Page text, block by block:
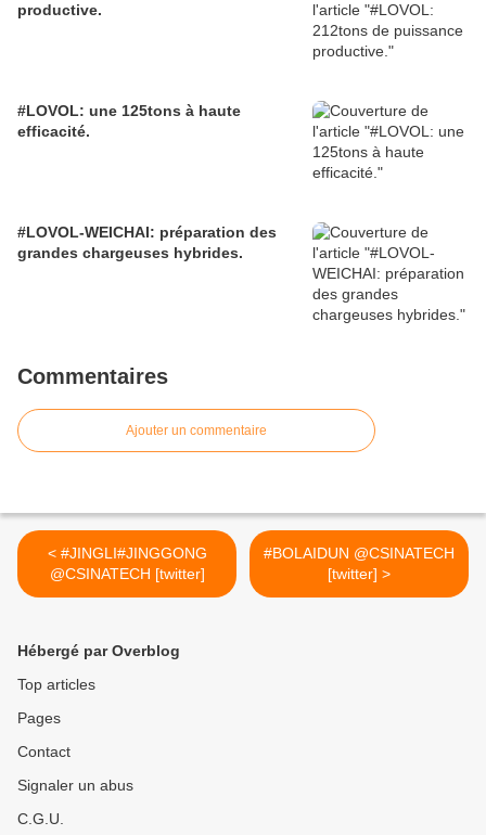
productive.
#LOVOL: une 125tons à haute
efficacité.
#LOVOL-WEICHAI: préparation des
grandes chargeuses hybrides.
Commentaires
Ajouter un commentaire
< #JINGLI#JINGGONG
@CSINATECH [twitter]
#BOLAIDUN @CSINATECH
[twitter] >
Hébergé par Overblog
Top articles
Pages
Contact
Signaler un abus
C.G.U.